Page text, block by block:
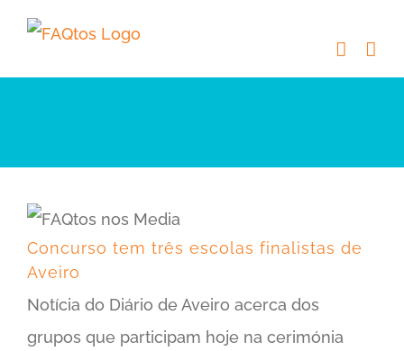
Skip
content
Concurso tem três escolas finalistas de
Aveiro
Notícia do Diário de Aveiro acerca dos
grupos que participam hoje na cerimónia